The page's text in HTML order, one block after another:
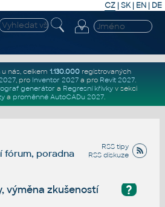
CZ | SK| EN | DE
nás, celkem 1.130.000registrovaných
, pro Inventor 2027a pro Revit 2027.
generátor a Regresní křivkyv sekci
a proměnné AutoCADu 2027.
RSS tipy
RSS diskuze
fórum, poradna
?
výměna zkušeností